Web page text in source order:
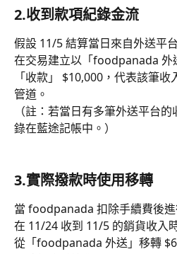
2.收到款項紀錄金流
假設 11/5 結算當日來自外送平
在交易建立以「foodpanada 外
「收款」 $10,000，代表該筆
管道。
（註：若當日有多筆外送平台
錄在藍途記帳中。）
3.實際撥款時使用移轉
當 foodpanada 扣除手續費後
在 11/24 收到 11/5 的銷貨收入
從「foodpanada 外送」移轉